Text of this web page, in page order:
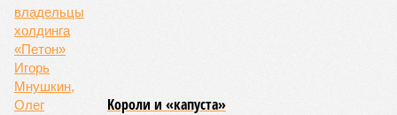
Kороли и «капуста»